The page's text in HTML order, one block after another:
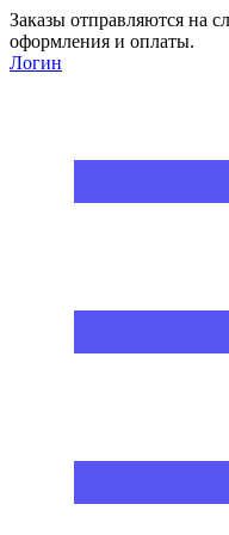
Заказы отправляются на
оформления и оплаты.
Логин